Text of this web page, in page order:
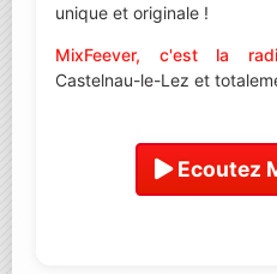
unique et originale !
MixFeever, c'est la
Castelnau-le-Lez et
Ecoutez